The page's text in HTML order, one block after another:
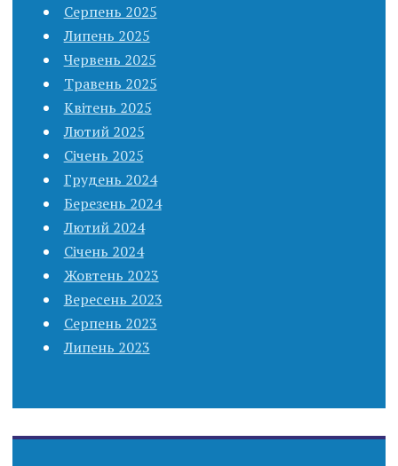
Серпень 2025
Липень 2025
Червень 2025
Травень 2025
Квітень 2025
Лютий 2025
Січень 2025
Грудень 2024
Березень 2024
Лютий 2024
Січень 2024
Жовтень 2023
Вересень 2023
Серпень 2023
Липень 2023